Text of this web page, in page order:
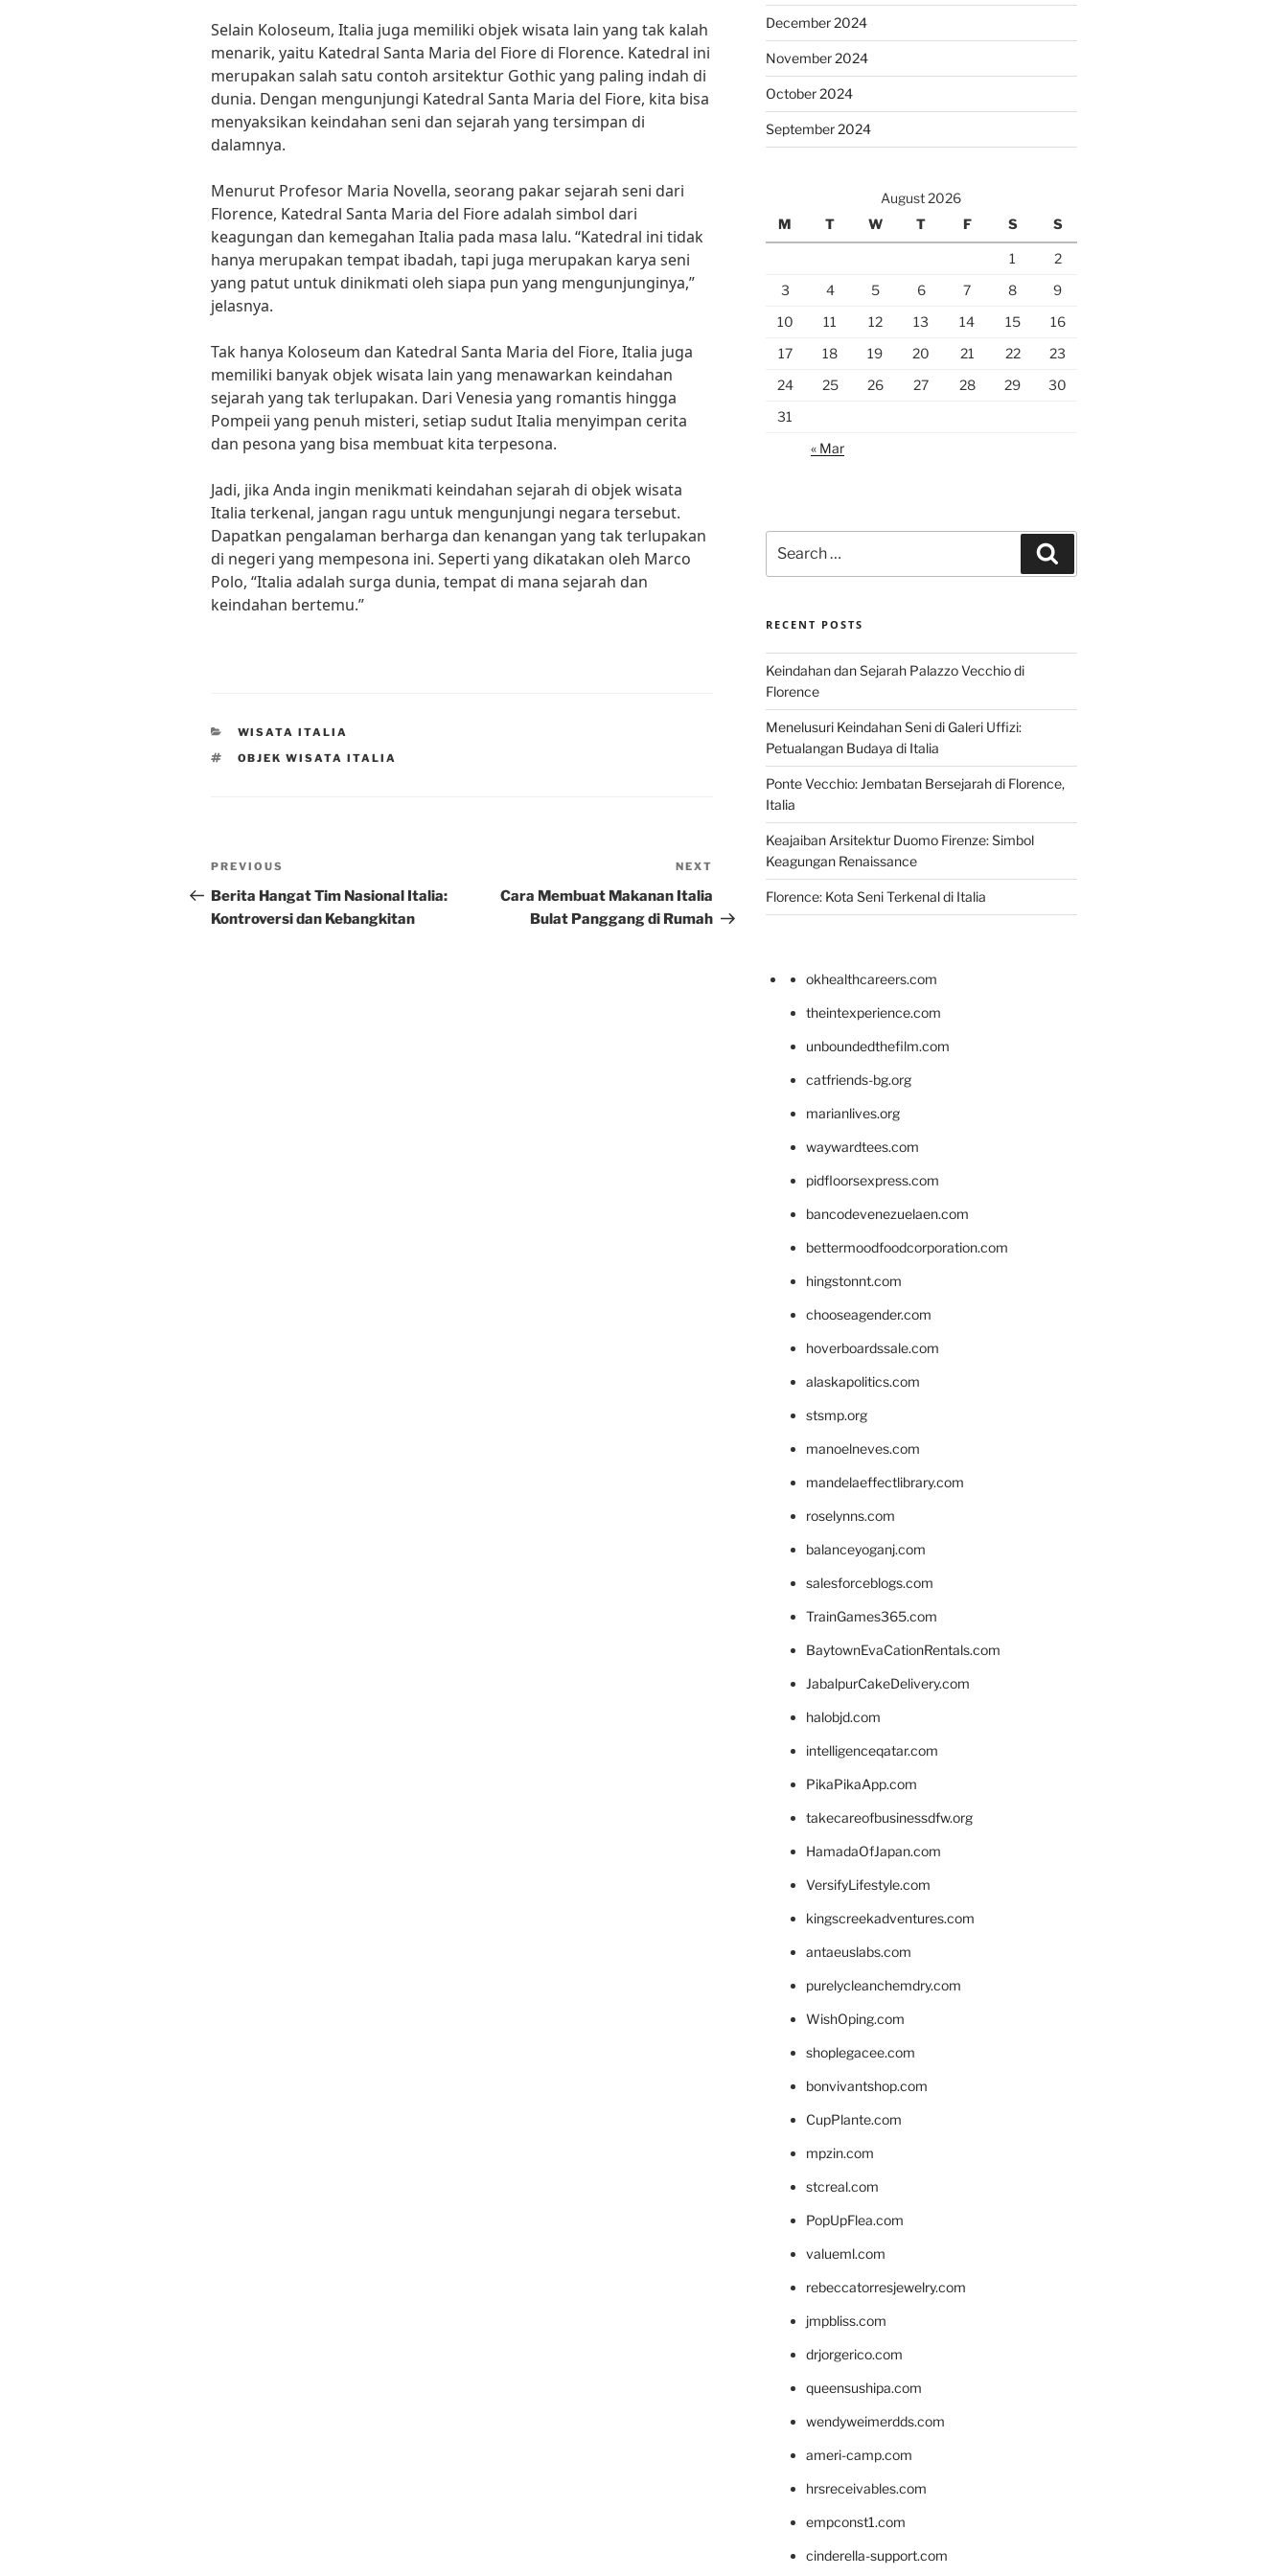
Selain Koloseum, Italia juga memiliki objek wisata lain yang tak kalah
menarik, yaitu Katedral Santa Maria del Fiore di Florence. Katedral ini
merupakan salah satu contoh arsitektur Gothic yang paling indah di
dunia. Dengan mengunjungi Katedral Santa Maria del Fiore, kita bisa
menyaksikan keindahan seni dan sejarah yang tersimpan di
dalamnya.
Menurut Profesor Maria Novella, seorang pakar sejarah seni dari
Florence, Katedral Santa Maria del Fiore adalah simbol dari
keagungan dan kemegahan Italia pada masa lalu. “Katedral ini tidak
hanya merupakan tempat ibadah, tapi juga merupakan karya seni
yang patut untuk dinikmati oleh siapa pun yang mengunjunginya,”
jelasnya.
Tak hanya Koloseum dan Katedral Santa Maria del Fiore, Italia juga
memiliki banyak objek wisata lain yang menawarkan keindahan
sejarah yang tak terlupakan. Dari Venesia yang romantis hingga
Pompeii yang penuh misteri, setiap sudut Italia menyimpan cerita
dan pesona yang bisa membuat kita terpesona.
Jadi, jika Anda ingin menikmati keindahan sejarah di objek wisata
Italia terkenal, jangan ragu untuk mengunjungi negara tersebut.
Dapatkan pengalaman berharga dan kenangan yang tak terlupakan
di negeri yang mempesona ini. Seperti yang dikatakan oleh Marco
Polo, “Italia adalah surga dunia, tempat di mana sejarah dan
keindahan bertemu.”
CATEGORIES
WISATA ITALIA
TAGS
OBJEK WISATA ITALIA
Post
navigation
Previous
Post
PREVIOUS
Berita Hangat Tim Nasional Italia:
Kontroversi dan Kebangkitan
NEXT
Cara Membuat Makanan Italia
Bulat Panggang di Rumah
December 2024
November 2024
October 2024
September 2024
August 2026
M
T W T F S S
1
2
3
4 5 6 7 8
9
10
11 12 13 14 15
16
17
18 19 20 21 22
23
24
25 26 27 28 29
30
31
« Mar
for:
RECENT POSTS
Keindahan dan Sejarah Palazzo Vecchio di
Florence
Menelusuri Keindahan Seni di Galeri Uffizi:
Petualangan Budaya di Italia
Ponte Vecchio: Jembatan Bersejarah di Florence,
Italia
Keajaiban Arsitektur Duomo Firenze: Simbol
Keagungan Renaissance
Florence: Kota Seni Terkenal di Italia
okhealthcareers.com
theintexperience.com
unboundedthefilm.com
catfriends-bg.org
marianlives.org
waywardtees.com
pidfloorsexpress.com
bancodevenezuelaen.com
bettermoodfoodcorporation.com
hingstonnt.com
chooseagender.com
hoverboardssale.com
alaskapolitics.com
stsmp.org
manoelneves.com
mandelaeffectlibrary.com
roselynns.com
balanceyoganj.com
salesforceblogs.com
TrainGames365.com
BaytownEvaCationRentals.com
JabalpurCakeDelivery.com
halobjd.com
intelligenceqatar.com
PikaPikaApp.com
takecareofbusinessdfw.org
HamadaOfJapan.com
VersifyLifestyle.com
kingscreekadventures.com
antaeuslabs.com
purelycleanchemdry.com
WishOping.com
shoplegacee.com
bonvivantshop.com
CupPlante.com
mpzin.com
stcreal.com
PopUpFlea.com
valueml.com
rebeccatorresjewelry.com
jmpbliss.com
drjorgerico.com
queensushipa.com
wendyweimerdds.com
ameri-camp.com
hrsreceivables.com
empconst1.com
cinderella-support.com